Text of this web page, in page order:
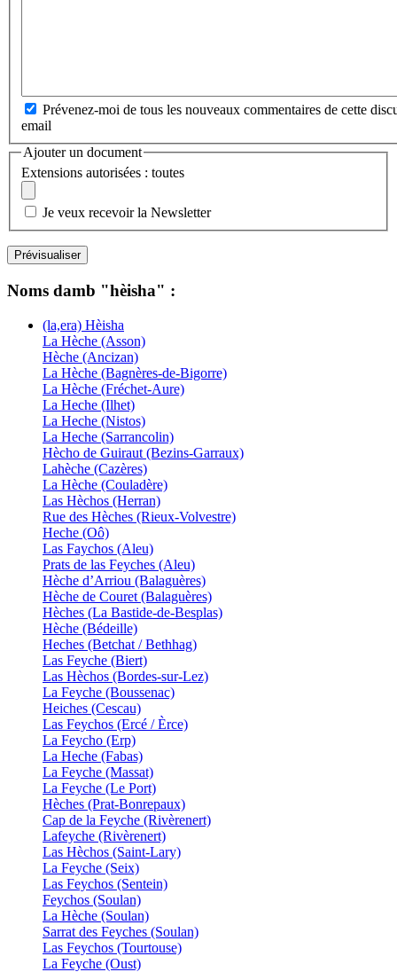
Prévenez-moi de tous les nouveaux commentaires de cette
email
Ajouter un document
Extensions autorisées : toutes
Je veux recevoir la Newsletter
Noms damb "hèisha" :
(la,era) Hèisha
La Hèche (Asson)
Hèche (Ancizan)
La Hèche (Bagnères-de-Bigorre)
La Hèche (Fréchet-Aure)
La Heche (Ilhet)
La Heche (Nistos)
La Heche (Sarrancolin)
Hècho de Guiraut (Bezins-Garraux)
Lahèche (Cazères)
La Hèche (Couladère)
Las Hèchos (Herran)
Rue des Hèches (Rieux-Volvestre)
Heche (Oô)
Las Faychos (Aleu)
Prats de las Feyches (Aleu)
Hèche d’Arriou (Balaguères)
Hèche de Couret (Balaguères)
Hèches (La Bastide-de-Besplas)
Hèche (Bédeille)
Heches (Betchat / Bethhag)
Las Feyche (Biert)
Las Hèchos (Bordes-sur-Lez)
La Feyche (Boussenac)
Heiches (Cescau)
Las Feychos (Ercé / Èrce)
La Feycho (Erp)
La Heche (Fabas)
La Feyche (Massat)
La Feyche (Le Port)
Hèches (Prat-Bonrepaux)
Cap de la Feyche (Rivèrenert)
Lafeyche (Rivèrenert)
Las Hèchos (Saint-Lary)
La Feyche (Seix)
Las Feychos (Sentein)
Feychos (Soulan)
La Hèche (Soulan)
Sarrat des Feyches (Soulan)
Las Feychos (Tourtouse)
La Feyche (Oust)